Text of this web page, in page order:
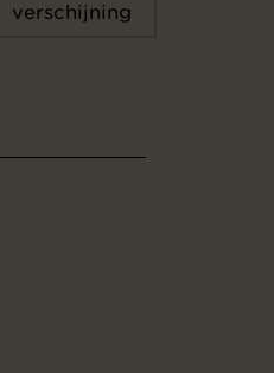
verschijning